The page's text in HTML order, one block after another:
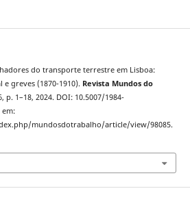
do transporte terrestre em Lisboa:
greves (1870-1910). Revista Mundos do
p. 1–18, 2024. DOI: 10.5007/1984-
em:
mundosdotrabalho/article/view/98085.